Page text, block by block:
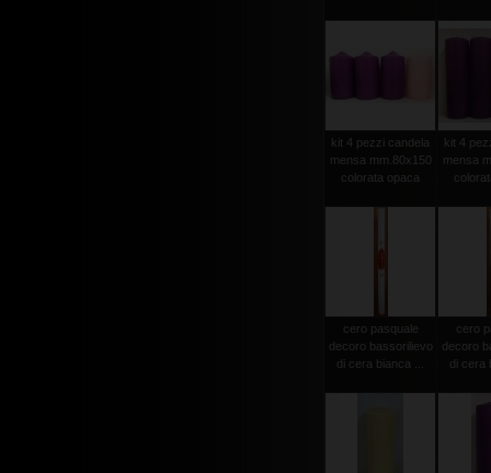
kit 4 pezzi candela
mensa mm.80x150
colorata opaca
kit 4
mensa
cero pasquale
decoro bassorilievo
di cera bianca ...
cero
decoro
di cera